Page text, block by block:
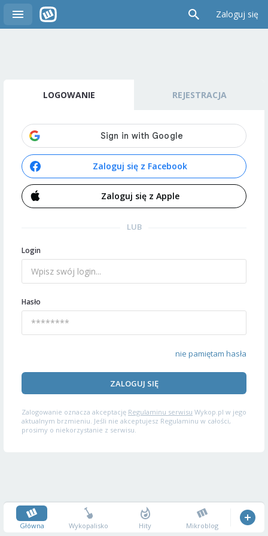
Zaloguj się
LOGOWANIE REJESTRACJA
Zaloguj się z Facebook
Zaloguj się z Apple
LUB
Login
Hasło
nie pamiętam hasła
ZALOGUJ SIĘ
Zalogowanie oznacza akceptację Regulaminu serwisu Wykop.pl w jego
aktualnym brzmieniu. Jeśli nie akceptujesz Regulaminu w całości,
prosimy o niekorzystanie z serwisu.
Główna Wykopalisko Hity Mikroblog